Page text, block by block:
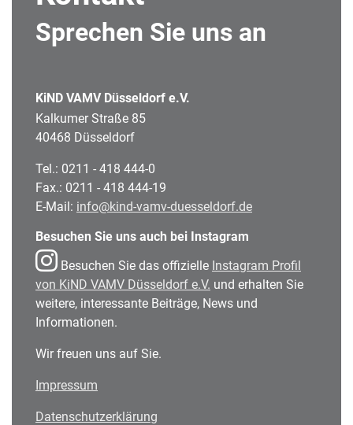
Sprechen Sie uns an
KiND VAMV Düsseldorf e.V.
Kalkumer Straße 85
40468 Düsseldorf
Tel.: 0211 - 418 444-0
Fax.: 0211 - 418 444-19
E-Mail: info@kind-vamv-duesseldorf.de
Besuchen Sie uns auch bei Instagram
Besuchen Sie das offizielle Instagram Profil
von KiND VAMV Düsseldorf e.V. und erhalten Sie
weitere, interessante Beiträge, News und
Informationen.
Wir freuen uns auf Sie.
Impressum
Datenschutzerklärung